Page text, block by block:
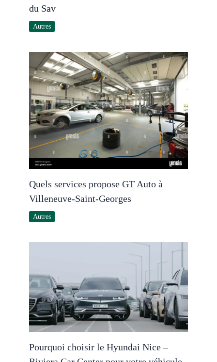
du Sav
Autres
Quels services propose GT Auto à
Villeneuve-Saint-Georges
Autres
Pourquoi choisir le Hyundai Nice –